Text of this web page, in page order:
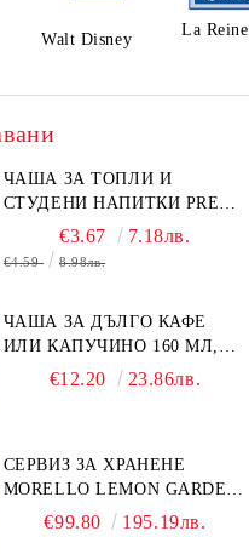
Walt Disney
La Reine
ЧАША ЗА ТОПЛИ И
СТУДЕНИ НАПИТКИ PRESS
ART 400 МЛ,
БОРОСИЛИКАТНО СТЪКЛО
€3.67 7.18лв.
€4.59 8.98лв.
ЧАША ЗА ДЪЛГО КАФЕ
ИЛИ КАПУЧИНО 160 МЛ,
ЧИНИЙКА, ЛЪЖИЧКА
€12.20 23.86лв.
СЕРВИЗ ЗА ХРАНЕНЕ
MORELLO LEMON GARDEN
18 ЧАСТИ - ПОРЦЕЛАН
€99.80 195.19лв.